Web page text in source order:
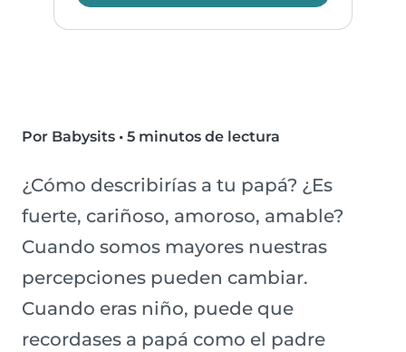
Por Babysits • 5 minutos de lectura
¿Cómo describirías a tu papá? ¿Es
fuerte, cariñoso, amoroso, amable?
Cuando somos mayores nuestras
percepciones pueden cambiar.
Cuando eras niño, puede que
recordases a papá como el padre